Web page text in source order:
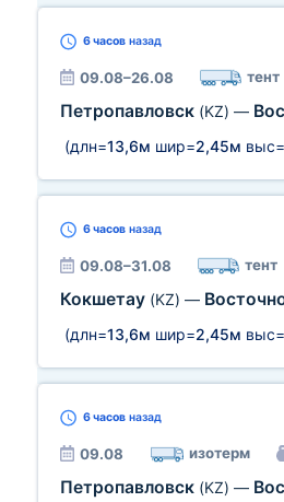
6 часов назад
09.08–26.08 тент
Петропавловск (KZ) —
(длн=13,6м шир=2,45м выс=
6 часов назад
09.08–31.08 тент
Кокшетау (KZ) —
(длн=13,6м шир=2,45м выс=
6 часов назад
09.08 изотерм
Петропавловск (KZ) —